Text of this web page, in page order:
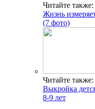
Читайте также:
Жизнь
(7 фото)
Читайте также:
Выкройка
8-9 лет